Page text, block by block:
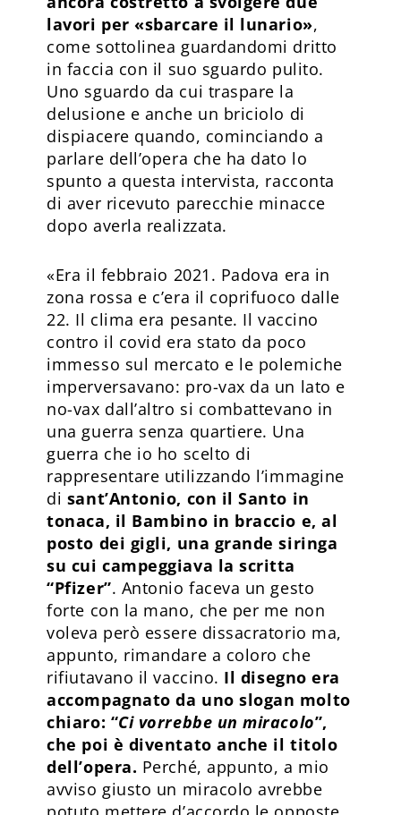
lavori per «sbarcare il lunario»,
come sottolinea guardandomi dritto
in faccia con il suo sguardo pulito.
Uno sguardo da cui traspare la
delusione e anche un briciolo di
dispiacere quando, cominciando a
parlare dell’opera che ha dato lo
spunto a questa intervista, racconta
di aver ricevuto parecchie minacce
dopo averla realizzata.
«Era il febbraio 2021. Padova era in
zona rossa e c’era il coprifuoco dalle
22. Il clima era pesante. Il vaccino
contro il covid era stato da poco
immesso sul mercato e le polemiche
imperversavano: pro-vax da un lato e
no-vax dall’altro si combattevano in
una guerra senza quartiere. Una
guerra che io ho scelto di
rappresentare utilizzando l’immagine
di sant’Antonio, con il Santo in
tonaca, il Bambino in braccio e, al
posto dei gigli, una grande siringa
su cui campeggiava la scritta
“Pfizer”. Antonio faceva un gesto
forte con la mano, che per me non
voleva però essere dissacratorio ma,
appunto, rimandare a coloro che
rifiutavano il vaccino. Il disegno era
accompagnato da uno slogan molto
chiaro: “Ci vorrebbe un miracolo”,
che poi è diventato anche il titolo
dell’opera. Perché, appunto, a mio
avviso giusto un miracolo avrebbe